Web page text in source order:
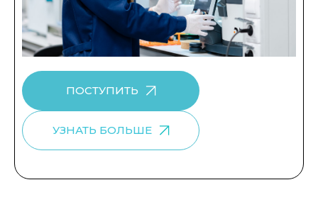
ПОСТУПИТЬ
УЗНАТЬ БОЛЬШЕ